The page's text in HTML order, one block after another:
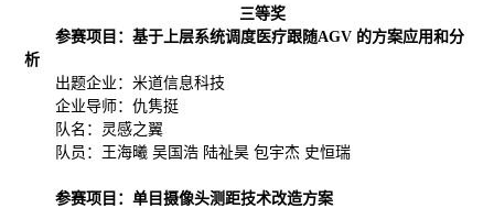
三等奖
参赛项目：基于上层系统调度医疗跟随AGV 的方案应用和分
析
出题企业：米道信息科技
企业导师：仇隽挺
队名：灵感之翼
队员：王海曦 吴国浩 陆祉昊 包宇杰 史恒瑞
参赛项目：单目摄像头测距技术改造方案